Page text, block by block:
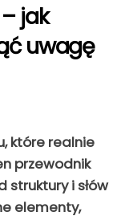
jak
uwagę
które realnie
przewodnik
struktury i słów
elementy,